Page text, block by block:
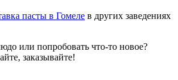
пасты в Гомеле в других заведениях
или попробовать что-то новое?
заказывайте!